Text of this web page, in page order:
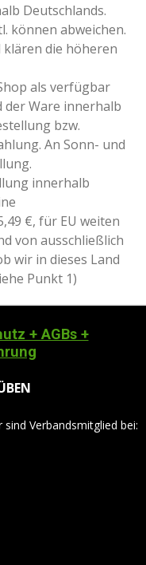
Deutschlands.
können abweichen.
klären die höheren
als verfügbar
Ware innerhalb
bzw.
An Sonn- und
innerhalb
€, für EU weiten
von ausschließlich
wir in dieses Land
Punkt 1)
+ AGBs +
sind Verbandsmitglied bei: